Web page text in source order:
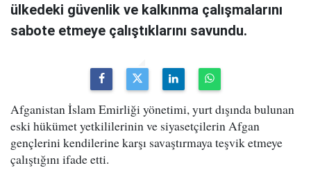
ülkedeki güvenlik ve kalkınma çalışmalarını
sabote etmeye çalıştıklarını savundu.
Afganistan İslam Emirliği yönetimi, yurt dışında bulunan
eski hükümet yetkililerinin ve siyasetçilerin Afgan
gençlerini kendilerine karşı savaştırmaya teşvik etmeye
çalıştığını ifade etti.